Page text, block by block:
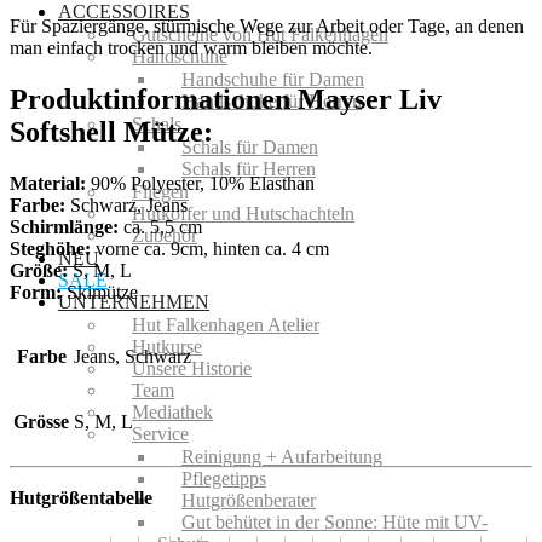
ACCESSOIRES
Gutscheine von Hut Falkenhagen
Handschuhe
Handschuhe für Damen
Handschuhe für Herren
Schals
Schals für Damen
Schals für Herren
Fliegen
Hutkoffer und Hutschachteln
Zubehör
NEU
SALE
UNTERNEHMEN
Hut Falkenhagen Atelier
Hutkurse
Unsere Historie
Team
Mediathek
Service
Reinigung + Aufarbeitung
Pflegetipps
Hutgrößenberater
Gut behütet in der Sonne: Hüte mit UV-
Für Spaziergänge, stürmische Wege zur Arbeit oder Tage, an denen
man einfach trocken und warm bleiben möchte.
Produktinformationen Mayser Liv
Softshell Mütze:
Material: 90% Polyester, 10% Elasthan
Farbe: Schwarz, Jeans
Schirmlänge: ca. 5,5 cm
Steghöhe:vorne ca. 9cm, hinten ca. 4 cm
Größe:S, M, L
Form:Skimütze
Farbe Jeans, Schwarz
Grösse S, M, L
Hutgrößentabelle